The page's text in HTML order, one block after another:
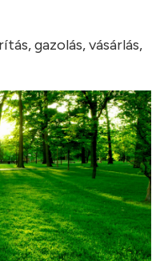
gazolás, vásárlás,